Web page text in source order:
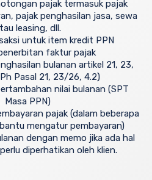
pajak termasuk pajak
pajak penghasilan jasa, sewa
leasing, dll.
untuk item kredit PPN
faktur pajak
bulanan artikel 21, 23,
Pasal 21, 23/26, 4.2)
nilai bulanan (SPT
Masa PPN)
pajak (dalam beberapa
mengatur pembayaran)
dengan memo jika ada hal
diperhatikan oleh klien.